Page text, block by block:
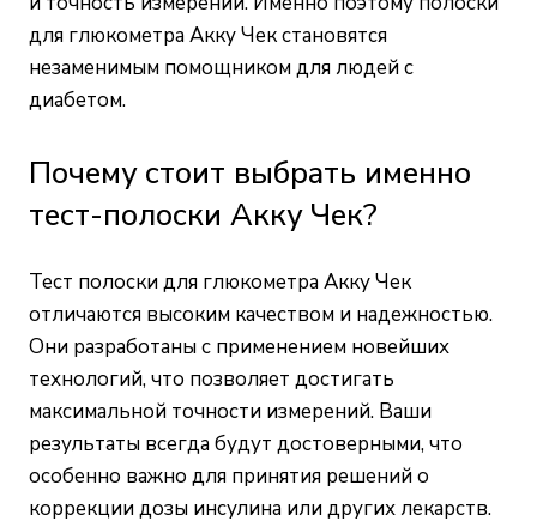
для глюкометра Акку Чек становятся
незаменимым помощником для людей с
диабетом.
Почему стоит выбрать именно
тест-полоски Акку Чек?
Тест полоски для глюкометра Акку Чек
отличаются высоким качеством и надежностью.
Они разработаны с применением новейших
технологий, что позволяет достигать
максимальной точности измерений. Ваши
результаты всегда будут достоверными, что
особенно важно для принятия решений о
коррекции дозы инсулина или других лекарств.